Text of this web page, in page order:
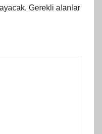
Gerekli alanlar